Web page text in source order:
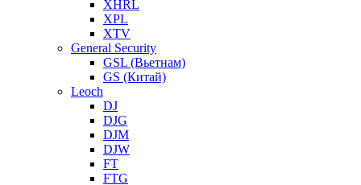
XHRL
XPL
XTV
General Security
GSL (Вьетнам)
GS (Китай)
Leoch
DJ
DJG
DJM
DJW
FT
FTG